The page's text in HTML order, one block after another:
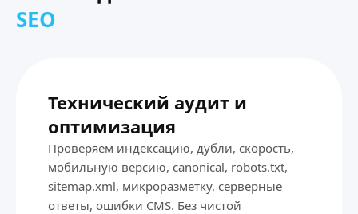
SEO
Технический аудит и
оптимизация
Проверяем индексацию, дубли, скорость,
мобильную версию, canonical, robots.txt,
sitemap.xml, микроразметку, серверные
ответы, ошибки CMS. Без чистой